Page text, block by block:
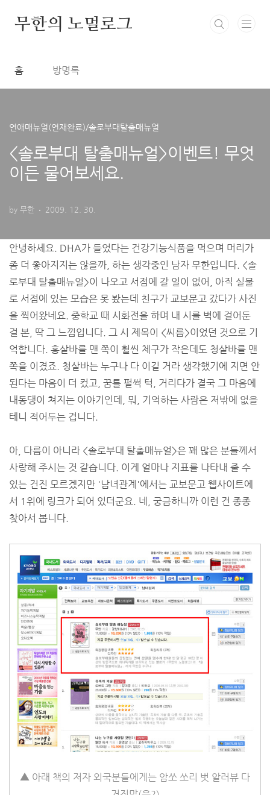
무한의 노멀로그
홈 방명록
연애매뉴얼(연재완료)/솔로부대탈출매뉴얼
<솔로부대 탈출매뉴얼>이벤트! 무엇
이든 물어보세요.
by 무한 2009. 12. 30.
안녕하세요. DHA가 들었다는 건강기능식품을 먹으며 머리가
좀 더 좋아지지는 않을까, 하는 생각중인 남자 무한입니다. <솔
로부대 탈출매뉴얼>이 나오고 서점에 갈 일이 없어, 아직 실물
로 서점에 있는 모습은 못 봤는데 친구가 교보문고 갔다가 사진
을 찍어왔네요. 중학교 때 시화전을 하며 내 시를 벽에 걸어둔
걸 본, 딱 그 느낌입니다. 그 시 제목이 <씨름>이었던 것으로 기
억합니다. 홍샅바를 맨 쪽이 훨씬 체구가 작은데도 청샅바를 맨
쪽을 이겼죠. 청샅바는 누구나 다 이길 거라 생각했기에 지면 안
된다는 마음이 더 컸고, 꿈틀 펄썩 턱, 거리다가 결국 그 마음에
내동댕이 쳐지는 이야기인데, 뭐, 기억하는 사람은 저밖에 없을
테니 적어두는 겁니다.
아, 다름이 아니라 <솔로부대 탈출매뉴얼>은 꽤 많은 분들께서
사랑해 주시는 것 같습니다. 이게 얼마나 지표를 나타내 줄 수
있는 건진 모르겠지만 '남녀관계'에서는 교보문고 웹사이트에
서 1위에 링크가 되어 있더군요. 네, 궁금하니까 이런 건 종종
찾아서 봅니다.
▲ 아래 책의 저자 외국분들에게는 암쏘 쏘리 벗 알러뷰 다